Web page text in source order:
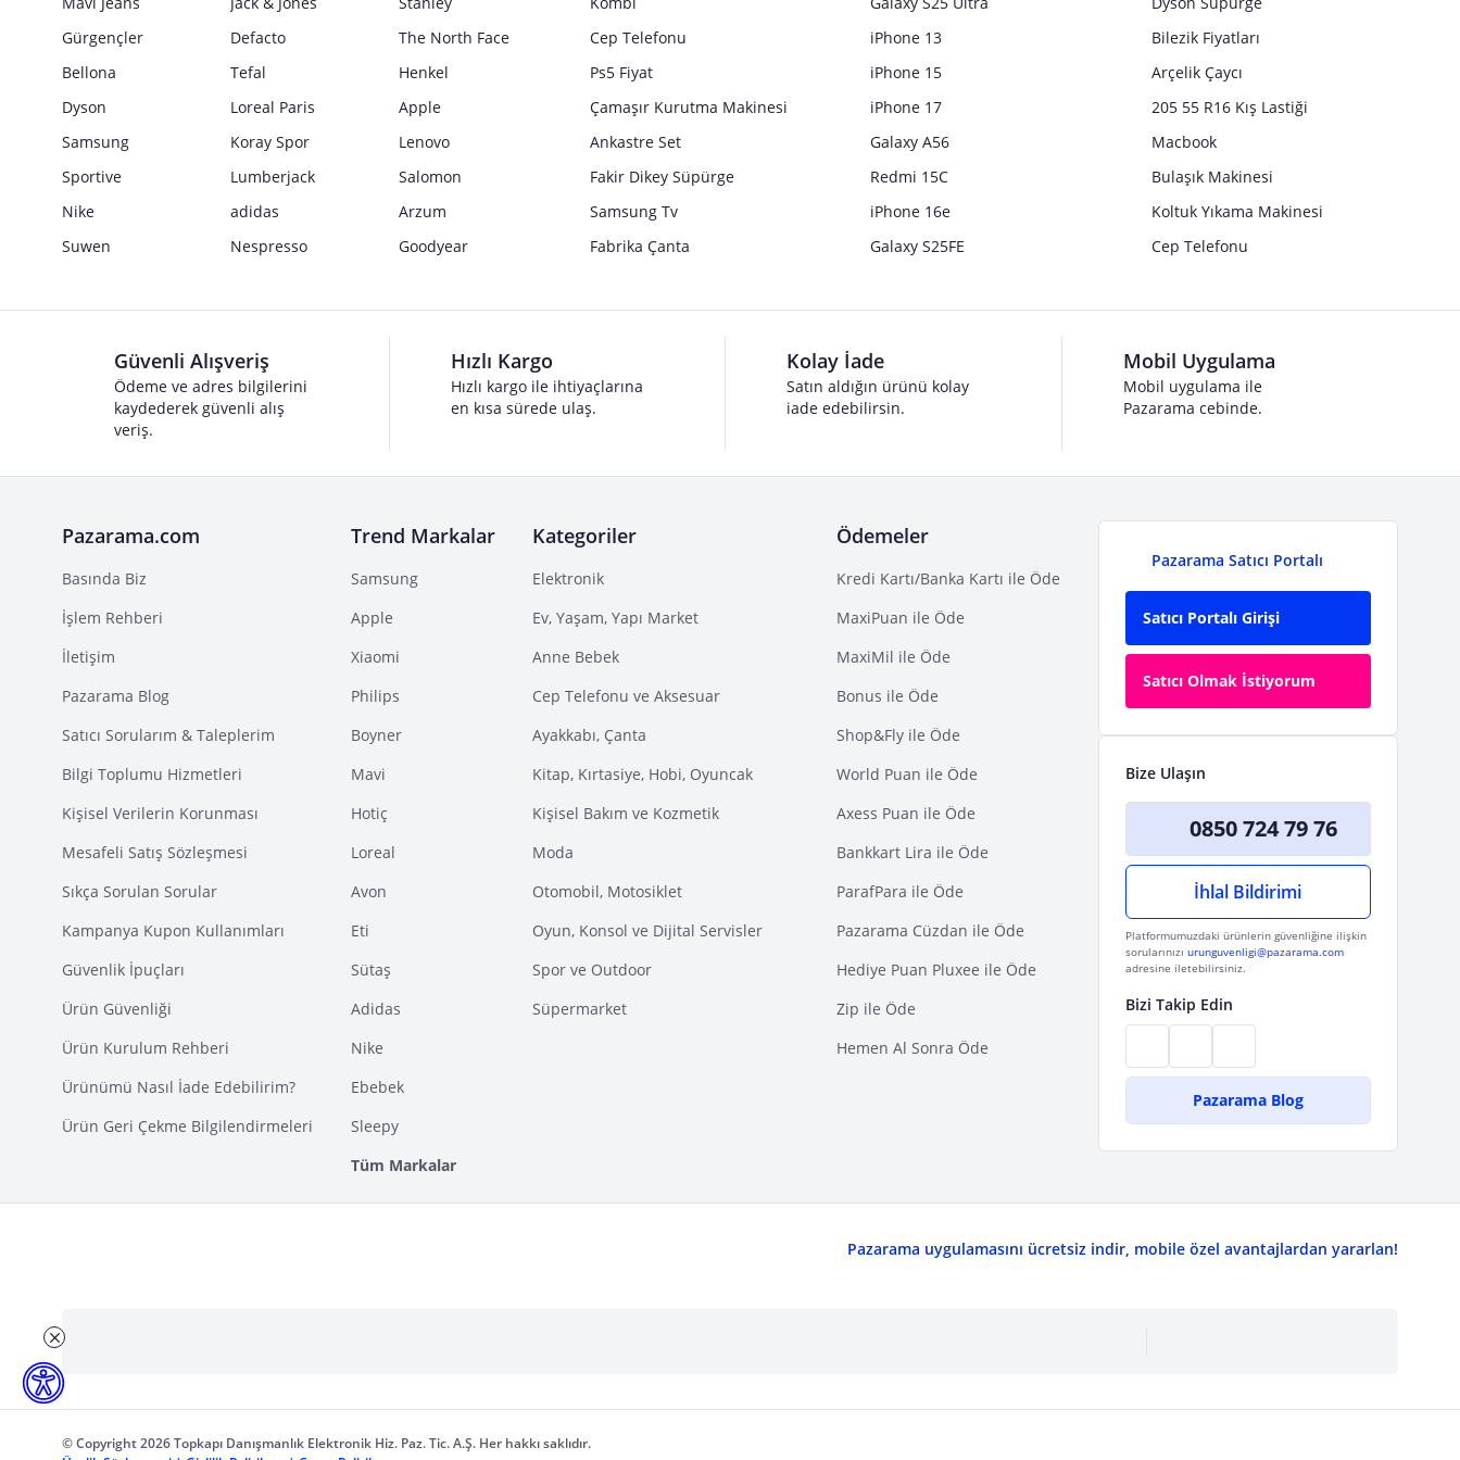
Gürgençler
Defacto
The North Face
Bellona
Tefal
Henkel
Dyson
Loreal Paris
Apple
Samsung
Koray Spor
Lenovo
Sportive
Lumberjack
Salomon
Nike
adidas
Arzum
Suwen
Nespresso Goodyear
Cep Telefonu
Ps5 Fiyat
Çamaşır Kurutma Makinesi
Ankastre Set
Fakir Dikey Süpürge
Samsung Tv
Fabrika Çanta
iPhone 13
iPhone 15
iPhone 17
Galaxy A56
Redmi 15C
iPhone 16e
Galaxy S25FE
Bilezik Fiyatları
Arçelik Çaycı
205 55 R16 Kış Lastiği
Macbook
Bulaşık Makinesi
Koltuk Yıkama Makinesi
Cep Telefonu
Güvenli Alışveriş
Ödeme ve adres bilgilerini
kaydederek güvenli alış
veriş.
Hızlı Kargo
Hızlı kargo ile ihtiyaçlarına
en kısa sürede ulaş.
Kolay İade
Satın aldığın ürünü kolay
iade edebilirsin.
Mobil Uygulama
Mobil uygulama ile
Pazarama cebinde.
Pazarama.com
Basında Biz
İşlem Rehberi
İletişim
Pazarama Blog
Satıcı Sorularım & Taleplerim
Bilgi Toplumu Hizmetleri
Kişisel Verilerin Korunması
Mesafeli Satış Sözleşmesi
Sıkça Sorulan Sorular
Kampanya Kupon Kullanımları
Güvenlik İpuçları
Ürün Güvenliği
Ürün Kurulum Rehberi
Ürünümü Nasıl İade Edebilirim?
Ürün Geri Çekme Bilgilendirmeleri
Trend Markalar
Samsung
Apple
Xiaomi
Philips
Boyner
Mavi
Hotiç
Loreal
Avon
Eti
Sütaş
Adidas
Nike
Ebebek
Sleepy
Tüm Markalar
Kategoriler
Elektronik
Ev, Yaşam, Yapı Market
Anne Bebek
Cep Telefonu ve Aksesuar
Ayakkabı, Çanta
Kitap, Kırtasiye, Hobi, Oyuncak
Kişisel Bakım ve Kozmetik
Moda
Otomobil, Motosiklet
Oyun, Konsol ve Dijital Servisler
Spor ve Outdoor
Süpermarket
Ödemeler
Kredi Kartı/Banka Kartı ile Öde
MaxiPuan ile Öde
MaxiMil ile Öde
Bonus ile Öde
Shop&Fly ile Öde
World Puan ile Öde
Axess Puan ile Öde
Bankkart Lira ile Öde
ParafPara ile Öde
Pazarama Cüzdan ile Öde
Hediye Puan Pluxee ile Öde
Zip ile Öde
Hemen Al Sonra Öde
Pazarama Satıcı Portalı
Satıcı Portalı Girişi
Satıcı Olmak İstiyorum
Bize Ulaşın
0850 724 79 76
İhlal Bildirimi
Platformumuzdaki ürünlerin güvenliğine ilişkin
sorularınızı urunguvenligi@pazarama.com
adresine iletebilirsiniz.
Bizi Takip Edin
Pazarama Blog
Pazarama uygulamasını ücretsiz indir, mobile özel avantajlardan yararlan!
© Copyright 2026 Topkapı Danışmanlık Elektronik Hiz. Paz. Tic. A.Ş. Her hakkı saklıdır.